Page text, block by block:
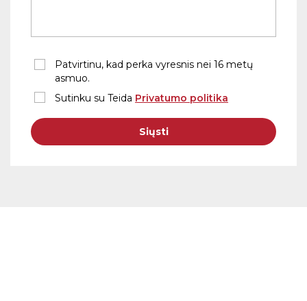
Patvirtinu, kad perka vyresnis nei 16 metų
asmuo.
Sutinku su Teida Privatumo politika